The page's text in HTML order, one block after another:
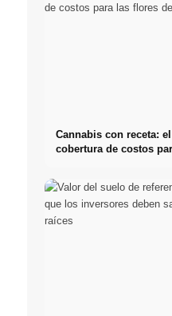
Cannabis con receta:
cobertura de costos